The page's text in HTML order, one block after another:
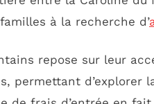
à la recherche d’
repose sur leur
permettant d’explorer